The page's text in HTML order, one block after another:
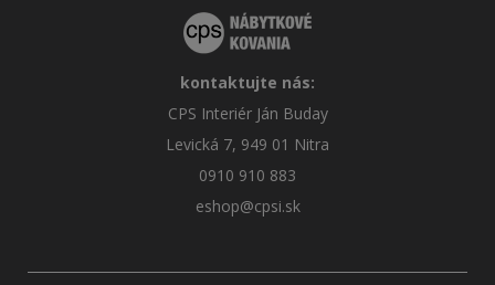
kontaktujte nás:
CPS Interiér Ján Buday
Levická 7, 949 01 Nitra
0910 910 883
eshop@cpsi.sk